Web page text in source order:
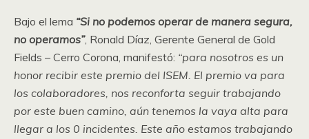
Bajo el lema “Si no podemos operar de manera segura,
no operamos”, Ronald Díaz, Gerente General de Gold
Fields – Cerro Corona, manifestó: “para nosotros es un
honor recibir este premio del ISEM. El premio va para
los colaboradores, nos reconforta seguir trabajando
por este buen camino, aún tenemos la vaya alta para
llegar a los 0 incidentes. Este año estamos trabajando